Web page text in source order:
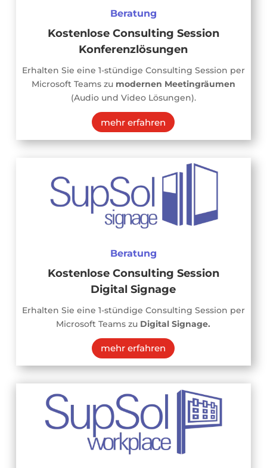
Beratung
Kostenlose Consulting Session
Konferenzlösungen
Erhalten Sie eine 1-stündige Consulting Session per
Microsoft Teams zumodernen Meetingräumen
(Audio und Video Lösungen).
mehr erfahren
Beratung
Kostenlose Consulting Session
Digital Signage
Erhalten Sie eine 1-stündige Consulting Session per
Microsoft Teams zu Digital Signage.
mehr erfahren